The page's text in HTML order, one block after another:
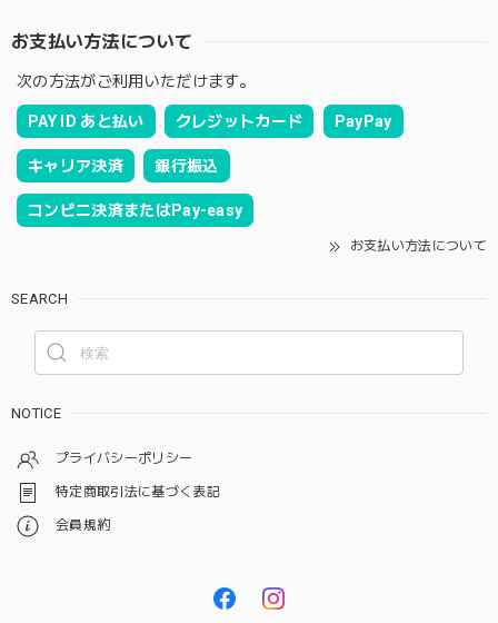
お支払い方法について
次の方法がご利用いただけます。
PAY ID あと払い クレジットカード PayPay
キャリア決済 銀行振込
コンビニ決済またはPay-easy
お支払い方法について
SEARCH
NOTICE
プライバシーポリシー
特定商取引法に基づく表記
会員規約